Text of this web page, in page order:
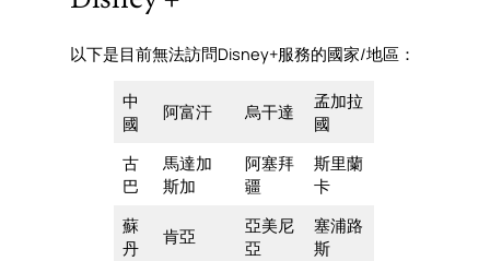
以下是目前無法訪問Disney+服務的國家/地區：
中
國
阿富汗 烏干達
孟加拉
國
古
巴
馬達加
斯加
阿塞拜
疆
斯里蘭
卡
蘇
丹
肯亞
亞美尼
亞
塞浦路
斯